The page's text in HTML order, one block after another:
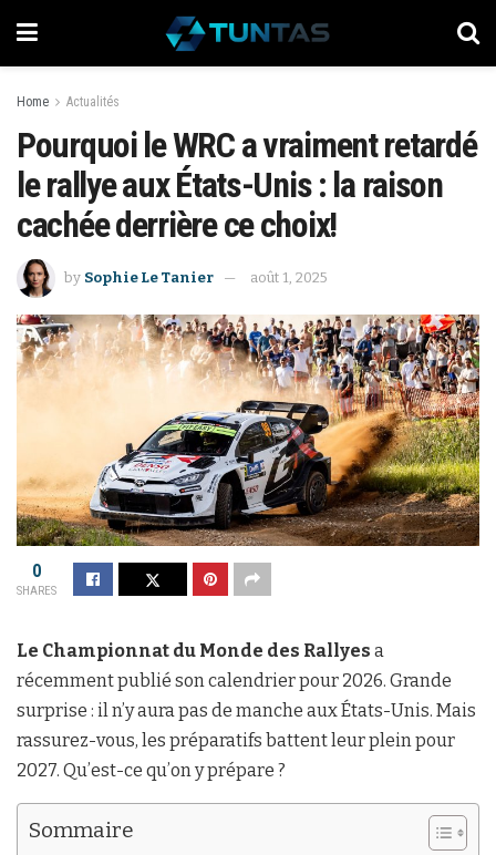
Home Actualités
Pourquoi le WRC a vraiment retardé
le rallye aux États-Unis : la raison
cachée derrière ce choix!
by Sophie Le Tanier août 1, 2025
0
SHARES
Le Championnat du Monde des Rallyes a
récemment publié son calendrier pour 2026. Grande
surprise : il n’y aura pas de manche aux États-Unis. Mais
rassurez-vous, les préparatifs battent leur plein pour
2027. Qu’est-ce qu’on y prépare ?
Sommaire